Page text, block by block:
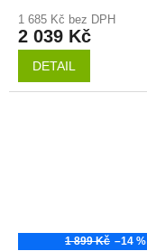
1 685 Kč bez DPH
2 039 Kč
DETAIL
1 899 Kč –14 %